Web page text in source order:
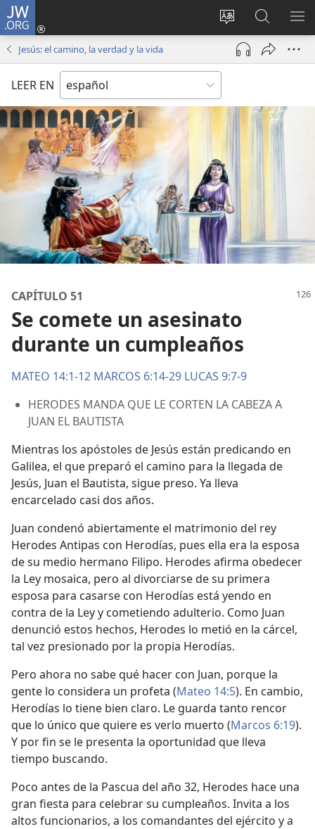
JW.ORG
Cambiar
idioma
del sitio
Iniciar
sesión
(abre
nueva
en
jw.org
Jesús: el camino, la verdad y la vida
LEER EN
CAPÍTULO 51
Se comete un asesinato
durante un cumpleaños
MATEO 14:1-12 MARCOS 6:14-29 LUCAS 9:7-9
HERODES MANDA QUE LE CORTEN LA CABEZA A
JUAN EL BAUTISTA
Mientras los apóstoles de Jesús están predicando en
Galilea, el que preparó el camino para la llegada de
Jesús, Juan el Bautista, sigue preso. Ya lleva
encarcelado casi dos años.
Juan condenó abiertamente el matrimonio del rey
Herodes Antipas con Herodías, pues ella era la esposa
de su medio hermano Filipo. Herodes afirma obedecer
la Ley mosaica, pero al divorciarse de su primera
esposa para casarse con Herodías está yendo en
contra de la Ley y cometiendo adulterio. Como Juan
denunció estos hechos, Herodes lo metió en la cárcel,
tal vez presionado por la propia Herodías.
Pero ahora no sabe qué hacer con Juan, porque la
gente lo considera un profeta (Mateo 14:5). En cambio,
Herodías lo tiene bien claro. Le guarda tanto rencor
que lo único que quiere es verlo muerto (Marcos 6:19).
Y por fin se le presenta la oportunidad que lleva
tiempo buscando.
Poco antes de la Pascua del año 32, Herodes hace una
gran fiesta para celebrar su cumpleaños. Invita a los
altos funcionarios, a los comandantes del ejército y a